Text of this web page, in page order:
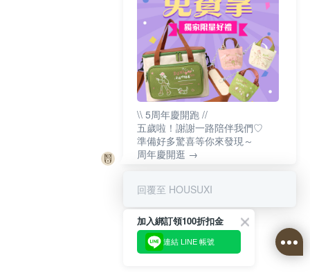
\\ 5周年慶開跑 //
五歲啦！謝謝一路陪伴我們♡
準備好多驚喜等你來發現～
周年慶開逛 →
回覆至 HOUSUXI
加入綁訂領100折扣金
連結 LINE 帳號